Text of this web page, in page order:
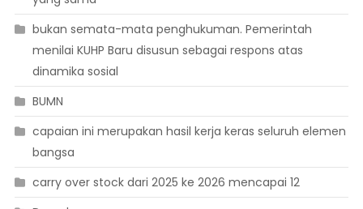
bukan semata-mata penghukuman. Pemerintah
menilai KUHP Baru disusun sebagai respons atas
dinamika sosial
BUMN
capaian ini merupakan hasil kerja keras seluruh elemen
bangsa
carry over stock dari 2025 ke 2026 mencapai 12